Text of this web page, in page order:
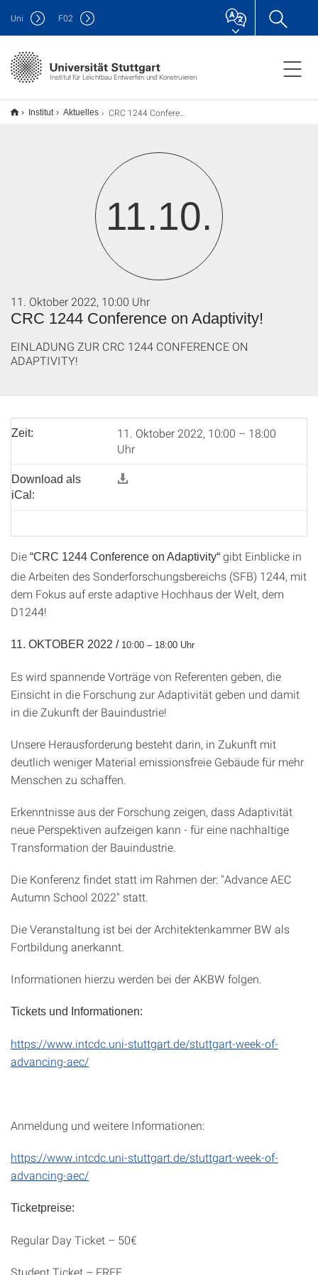
Institut für Leichtbau Entwerfen und Konstruieren
Uni F02
Institut Aktuelles CRC 1244 Conference on Adaptivity!
11.10.
CRC 1244 Conference on Adaptivity!
11. Oktober 2022, 10:00 Uhr
EINLADUNG ZUR CRC 1244 CONFERENCE ON
ADAPTIVITY!
Zeit:
11. Oktober 2022, 10:00 – 18:00
Uhr
Download als
iCal:
Die “CRC 1244 Conference on Adaptivity“ gibt Einblicke in
die Arbeiten des Sonderforschungsbereichs (SFB) 1244, mit
dem Fokus auf erste adaptive Hochhaus der Welt, dem
D1244!
11. OKTOBER 2022 / 10:00 – 18:00 Uhr
Es wird spannende Vorträge von Referenten geben, die
Einsicht in die Forschung zur Adaptivität geben und damit
in die Zukunft der Bauindustrie!
Unsere Herausforderung besteht darin, in Zukunft mit
deutlich weniger Material emissionsfreie Gebäude für mehr
Menschen zu schaffen.
Erkenntnisse aus der Forschung zeigen, dass Adaptivität
neue Perspektiven aufzeigen kann - für eine nachhaltige
Transformation der Bauindustrie.
Die Konferenz findet statt im Rahmen der: "Advance AEC
Autumn School 2022" statt.
Die Veranstaltung ist bei der Architektenkammer BW als
Fortbildung anerkannt.
Informationen hierzu werden bei der AKBW folgen.
Tickets und Informationen:
https://www.intcdc.uni-stuttgart.de/stuttgart-week-of-
advancing-aec/
Anmeldung und weitere Informationen:
https://www.intcdc.uni-stuttgart.de/stuttgart-week-of-
advancing-aec/
Ticketpreise:
Regular Day Ticket – 50€
Student Ticket – FREE